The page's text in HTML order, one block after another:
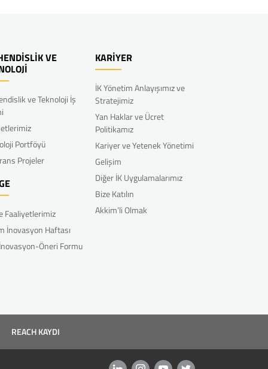
VE
ve Teknoloji İş
Portföyü
Projeler
Faaliyetlerimiz
İnovasyon Haftası
Öneri Formu
KARİYER
İK Yönetim Anlayışımız ve
Stratejimiz
Yan Haklar ve Ücret
Politikamız
Kariyer ve Yetenek Yönetimi
Gelişim
Diğer İK Uygulamalarımız
Bize Katılın
Akkim’li Olmak
REACH KAYDI